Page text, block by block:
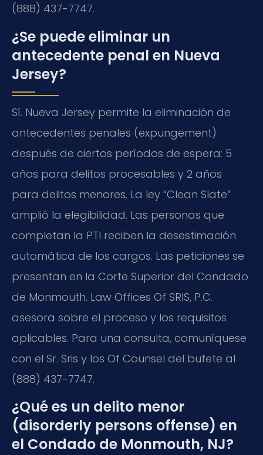
(888) 437-7747.
¿Se puede eliminar un
antecedente penal en Nueva
Jersey?
Sí. Nueva Jersey permite la eliminación de
antecedentes penales (expungement)
después de ciertos períodos de espera: 5
años para delitos procesables y 2 años
para delitos menores. La ley “Clean Slate”
amplió la elegibilidad. Las personas que
completan la PTI reciben la desestimación
automática de los cargos. Las peticiones se
presentan en la Corte Superior del Condado
de Monmouth. Law Offices Of SRIS, P.C.
asesora sobre el proceso y los requisitos
aplicables. Para una consulta, comuníquese
con el Sr. Sris y los Of Counsel del bufete al
(888) 437-7747.
¿Qué es un delito menor
(disorderly persons offense) en
el Condado de Monmouth, NJ?